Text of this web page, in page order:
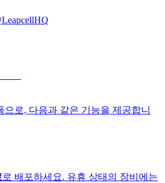
로, 다음과 같은 기능을 제공합니
로 배포하세요. 유휴 상태의 장비에는